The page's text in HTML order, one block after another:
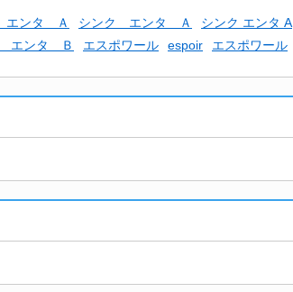
エンタ Ａ シンク エンタ Ａ シンク エンタ A
エンタ Ｂ エスポワール espoir エスポワール